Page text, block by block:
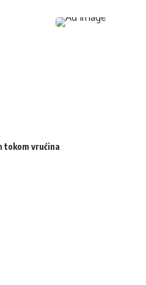
tokom vrućina